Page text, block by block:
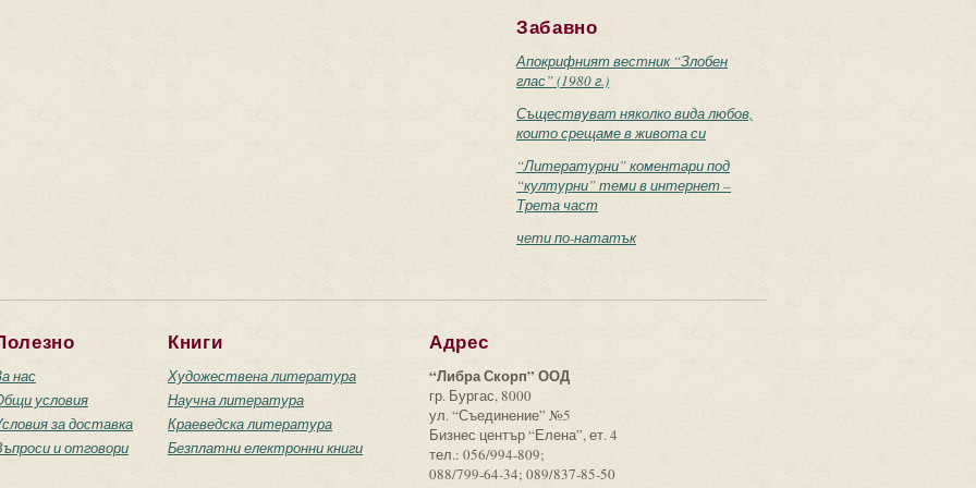
Забавно
Апокрифният вестник “Злобен
глас” (1980 г.)
Съществуват няколко вида любов,
които срещаме в живота си
“Литературни” коментари под
“културни” теми в интернет –
Трета част
чети по-нататък
нас
условия
за доставка
и отговори
Книги
Художествена литература
Научна литература
Краеведска литература
Безплатни електронни книги
Адрес
“Либра Скорп” ООД
гр. Бургас, 8000
ул. “Съединение” №5
Бизнес център “Елена”, ет. 4
тел.: 056/994-809;
088/799-64-34; 089/837-85-50